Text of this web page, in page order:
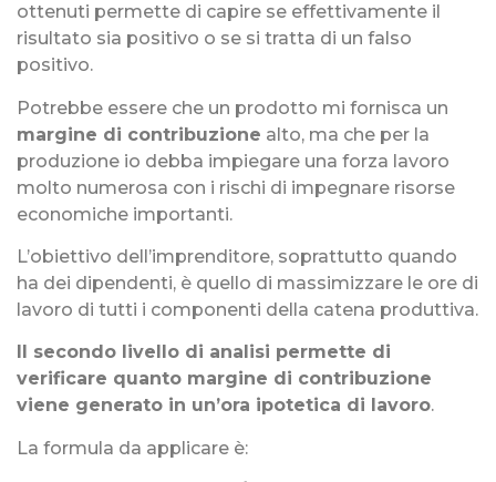
ottenuti permette di capire se effettivamente il
risultato sia positivo o se si tratta di un falso
positivo.
Potrebbe essere che un prodotto mi fornisca un
margine di contribuzione alto, ma che per la
produzione io debba impiegare una forza lavoro
molto numerosa con i rischi di impegnare risorse
economiche importanti.
L’obiettivo dell’imprenditore, soprattutto quando
ha dei dipendenti, è quello di massimizzare le ore di
lavoro di tutti i componenti della catena produttiva.
Il secondo livello di analisi permette di
verificare quanto margine di contribuzione
viene generato in un’ora ipotetica di lavoro.
La formula da applicare è: